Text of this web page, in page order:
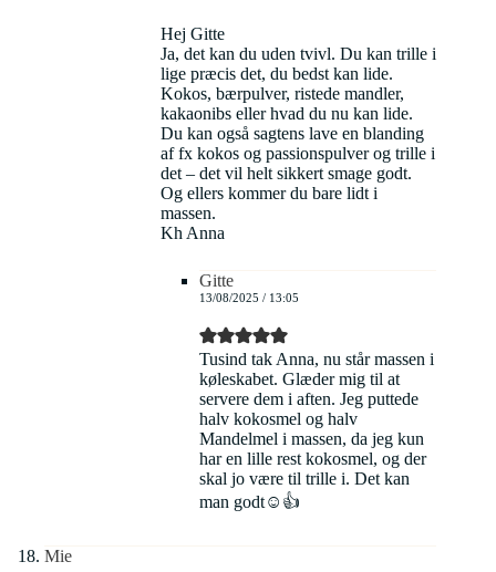
Hej Gitte
Ja, det kan du uden tvivl. Du kan trille i
lige præcis det, du bedst kan lide.
Kokos, bærpulver, ristede mandler,
kakaonibs eller hvad du nu kan lide.
Du kan også sagtens lave en blanding
af fx kokos og passionspulver og trille i
det – det vil helt sikkert smage godt.
Og ellers kommer du bare lidt i
massen.
Kh Anna
Gitte
13/08/2025 / 13:05
Tusind tak Anna, nu står massen i
køleskabet. Glæder mig til at
servere dem i aften. Jeg puttede
halv kokosmel og halv
Mandelmel i massen, da jeg kun
har en lille rest kokosmel, og der
skal jo være til trille i. Det kan
man godt☺️👍
Mie